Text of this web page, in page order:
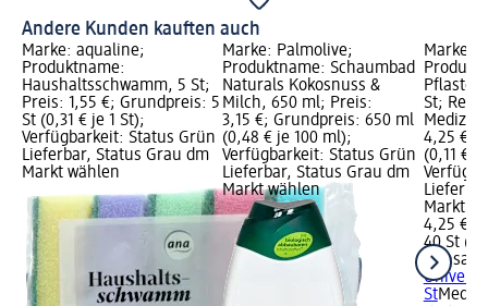
Andere Kunden kauften auch
Marke: aqualine;
Produktname:
Haushaltsschwamm, 5 St;
Preis: 1,55 €; Grundpreis: 5
St (0,31 € je 1 St);
Verfügbarkeit: Status Grün
Lieferbar, Status Grau dm
Markt wählen
Marke: Palmolive;
Produktname: Schaumbad
Naturals Kokosnuss &
Milch, 650 ml; Preis:
3,15 €; Grundpreis: 650 ml
(0,48 € je 100 ml);
Verfügbarkeit: Status Grün
Lieferbar, Status Grau dm
Markt wählen
Marke:
St;
4,25 €;
(0,11 €
Markt
4,25 €
40 St
St